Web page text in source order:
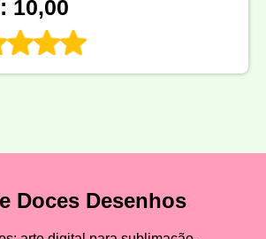
10,00
Doces Desenhos